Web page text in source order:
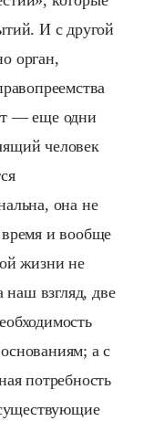
И с другой
орган,
— еще одни
человек
она не
и вообще
жизни не
наш взгляд, две
а с
потребность